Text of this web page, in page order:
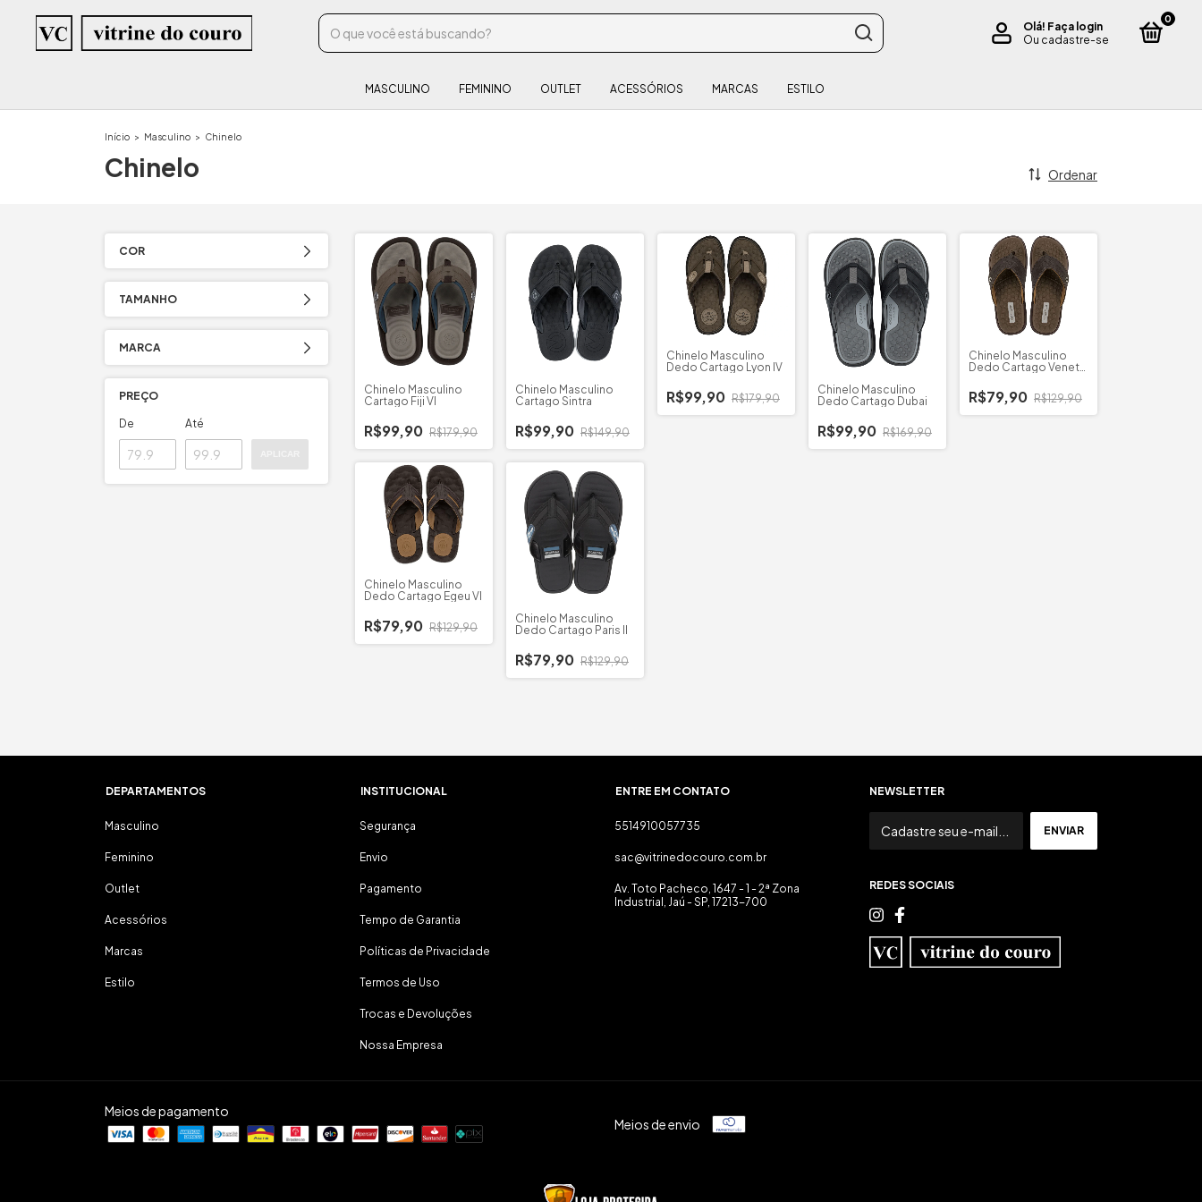
Olá! Faça login
Ou cadastre-se
0
MASCULINO FEMININO OUTLET ACESSÓRIOS MARCAS ESTILO
Início > Masculino > Chinelo
Chinelo Ordenar
COR
TAMANHO
MARCA
PREÇO
De Até
Chinelo Masculino
Cartago Fiji VI
R$99,90 R$179,90
Chinelo Masculino
Cartago Sintra
R$99,90 R$149,90
Chinelo Masculino
Dedo Cartago Lyon IV
R$99,90 R$179,90
Chinelo Masculino
Dedo Cartago Dubai
R$99,90 R$169,90
Chinelo Masculino
Dedo Cartago Veneto
R$79,90 R$129,90
Chinelo Masculino
Dedo Cartago Egeu VI
R$79,90 R$129,90
Chinelo Masculino
Dedo Cartago Paris II
R$79,90 R$129,90
DEPARTAMENTOS
Masculino
Feminino
Outlet
Acessórios
Marcas
Estilo
INSTITUCIONAL
Segurança
Envio
Pagamento
Tempo de Garantia
Políticas de Privacidade
Termos de Uso
Trocas e Devoluções
Nossa Empresa
ENTRE EM CONTATO
5514910057735
sac@vitrinedocouro.com.br
Av. Toto Pacheco, 1647 - 1 - 2ª Zona
Industrial, Jaú - SP, 17213-700
NEWSLETTER
REDES SOCIAIS
Meios de pagamento
Meios de envio